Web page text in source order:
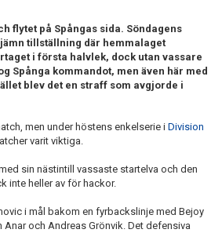
flytet på Spångas sida. Söndagens
tillställning där hemmalaget
i första halvlek, dock utan vassare
Spånga kommandot, men även här med
blev det en straff som avgjorde i
men under höstens enkelserie i Division
varit viktiga.
sin nästintill vassaste startelva och den
inte heller av för hackor.
i mål bakom en fyrbackslinje med Bejoy
Anar och Andreas Grönvik. Det defensiva